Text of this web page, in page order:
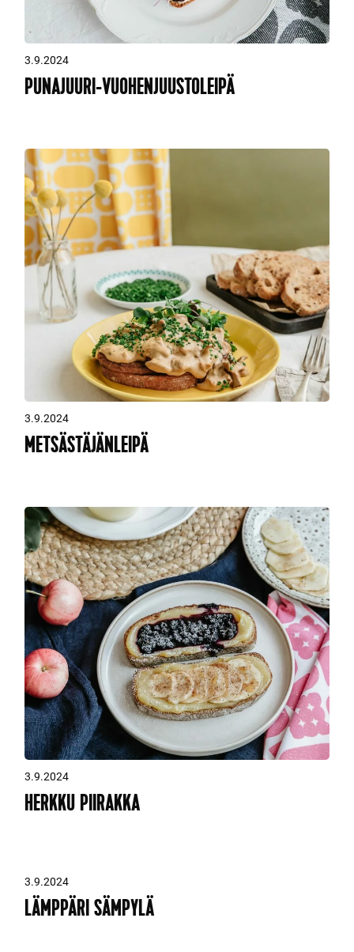
3.9.2024
PUNAJUURI-VUOHENJUUSTOLEIPÄ
3.9.2024
METSÄSTÄJÄNLEIPÄ
3.9.2024
HERKKU PIIRAKKA
3.9.2024
LÄMPPÄRI SÄMPYLÄ